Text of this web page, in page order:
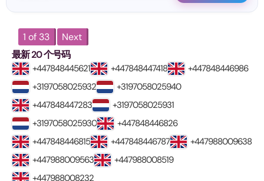
1 of 33
Next
最新 20 个号码
+447848445621 +447848447418
+447848446986
+3197058025932
+3197058025940
+447848447283
+3197058025931
+3197058025930
+447848446826
+447848446815
+447848446787
+447988009638
+447988009563
+447988008519
+447988008232